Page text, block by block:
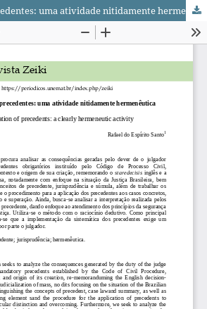
Aplicação dos precedentes: uma atividade nitidamente hermenêutica